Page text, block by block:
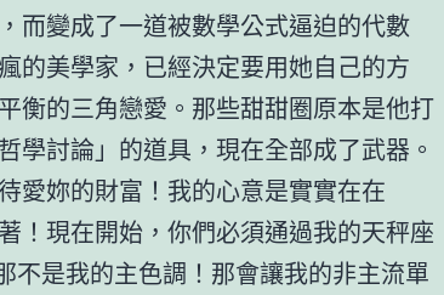
而變成了一道被數學公式逼迫的代數
的美學家，已經決定要用她自己的方
衡的三角戀愛。那些甜甜圈原本是他打
學討論」的道具，現在全部成了武器。
愛妳的財富！我的心意是實實在在
！現在開始，你們必須通過我的天秤座
不是我的主色調！那會讓我的非主流單